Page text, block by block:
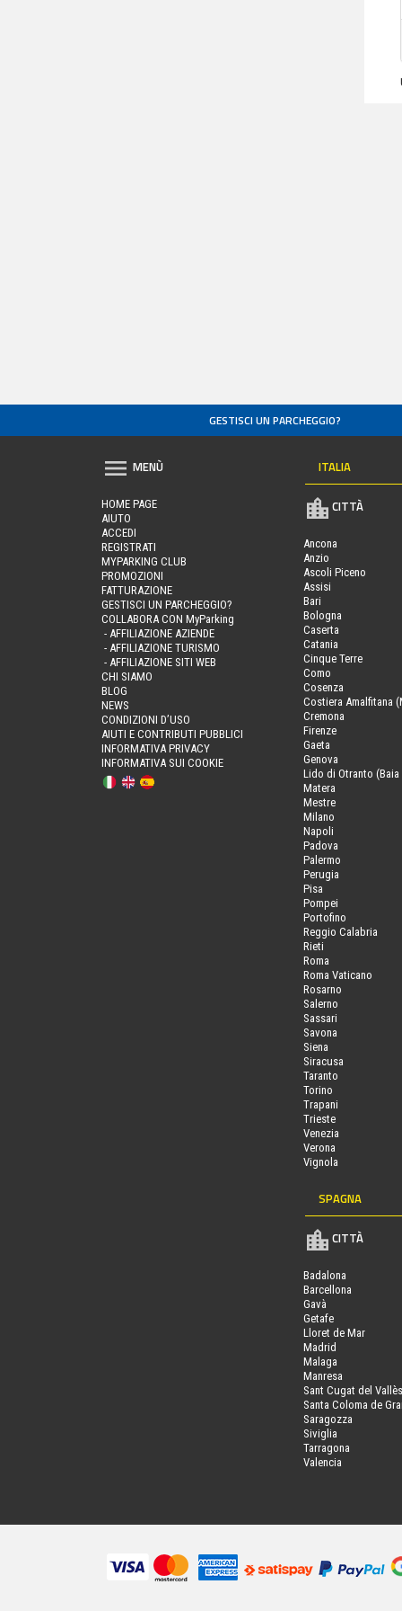
GESTISCI UN PARCHEGGIO?
MENÙ
HOME PAGE
AIUTO
ACCEDI
REGISTRATI
MYPARKING CLUB
PROMOZIONI
FATTURAZIONE
GESTISCI UN PARCHEGGIO?
COLLABORA CON MyParking
- AFFILIAZIONE AZIENDE
- AFFILIAZIONE TURISMO
- AFFILIAZIONE SITI WEB
CHI SIAMO
BLOG
NEWS
CONDIZIONI D’USO
AIUTI E CONTRIBUTI PUBBLICI
INFORMATIVA PRIVACY
INFORMATIVA SUI COOKIE
ITALIA
CITTÀ
Ancona
Anzio
Ascoli Piceno
Assisi
Bari
Bologna
Caserta
Catania
Cinque Terre
Como
Cosenza
Costiera Amalfitana
Cremona
Firenze
Gaeta
Genova
Lido di Otranto (Baia
Matera
Mestre
Milano
Napoli
Padova
Palermo
Perugia
Pisa
Pompei
Portofino
Reggio Calabria
Rieti
Roma
Roma Vaticano
Rosarno
Salerno
Sassari
Savona
Siena
Siracusa
Taranto
Torino
Trapani
Trieste
Venezia
Verona
Vignola
SPAGNA
CITTÀ
Badalona
Barcellona
Gavà
Getafe
Lloret de Mar
Madrid
Malaga
Manresa
Sant Cugat del Vallès
Santa Coloma de
Saragozza
Siviglia
Tarragona
Valencia